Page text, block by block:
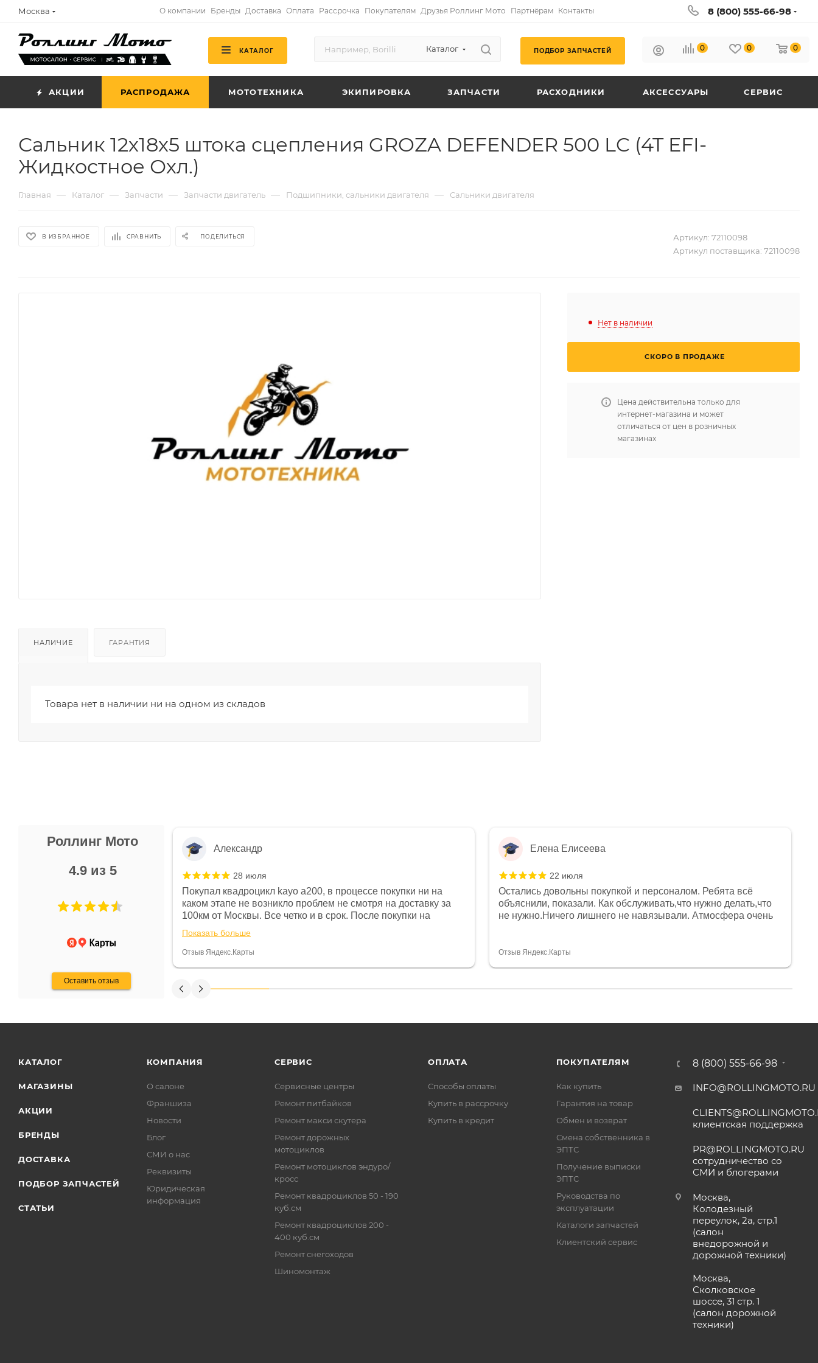
Москва О компании Бренды Доставка Оплата Рассрочка Покупателям Друзья Роллинг Мото Партнёрам Контакты 8 (800) 555-66-98
КАТАЛОГ Каталог ПОДБОР ЗАПЧАСТЕЙ 0 0 0
АКЦИИ РАСПРОДАЖА МОТОТЕХНИКА ЭКИПИРОВКА ЗАПЧАСТИ РАСХОДНИКИ АКСЕССУАРЫ СЕРВИС
Сальник 12х18х5 штока сцепления GROZA DEFENDER 500 LC (4T EFI-
Жидкостное Охл.)
Главная — Каталог — Запчасти — Запчасти двигатель — Подшипники, сальники двигателя — Сальники двигателя
В ИЗБРАННОЕ СРАВНИТЬ ПОДЕЛИТЬСЯ Артикул: 72110098
Артикул поставщика: 72110098
НАЛИЧИЕ ГАРАНТИЯ
Товара нет в наличии ни на одном из складов
Нет в наличии
СКОРО В ПРОДАЖЕ
Цена действительна только для
интернет-магазина и может
отличаться от цен в розничных
магазинах
Роллинг Мото
4.9 из 5
Оставить отзыв
Не понравились условия
и дают только на год)
Александр
28 июля
Покупал квадроцикл kayo a200, в процессе покупки ни на
каком этапе не возникло проблем не смотря на доставку за
100км от Москвы. Все четко и в срок. После покупки на
спидометре всегда был 0, при этом представители магазина
постоянно были на связи и в итоге проблема была решена.
Считаю, что это говорит о небезразличии к клиенту после
Показать больше
Отзыв Яндекс.Карты
Елена Елисеева
22 июля
Остались довольны покупкой и персоналом. Ребята всё
объяснили, показали. Как обслуживать,что нужно делать,что
не нужно.Ничего лишнего не навязывали. Атмосфера очень
огромное спасибо Дмитрию, за клиентоориентированность и
Отзыв Яндекс.Карты
КАТАЛОГ
МАГАЗИНЫ
АКЦИИ
БРЕНДЫ
ДОСТАВКА
ПОДБОР ЗАПЧАСТЕЙ
СТАТЬИ
КОМПАНИЯ
О салоне
Франшиза
Новости
Блог
СМИ о нас
Реквизиты
Юридическая
информация
СЕРВИС
Сервисные центры
Ремонт питбайков
Ремонт макси скутера
Ремонт дорожных
мотоциклов
Ремонт мотоциклов эндуро/
кросс
Ремонт квадроциклов 50 - 190
куб.см
Ремонт квадроциклов 200 -
400 куб.см
Ремонт снегоходов
Шиномонтаж
ОПЛАТА
Способы оплаты
Купить в рассрочку
Купить в кредит
ПОКУПАТЕЛЯМ
Как купить
Гарантия на товар
Обмен и возврат
Смена собственника в
ЭПТС
Получение выписки
ЭПТС
Руководства по
эксплуатации
Каталоги запчастей
Клиентский сервис
8 (800) 555-66-98
INFO@ROLLINGMOTO.RU
клиентская поддержка
PR@ROLLINGMOTO.RU
сотрудничество со
СМИ и блогерами
Москва,
Колодезный
переулок, 2а, стр.1
(салон
внедорожной и
дорожной техники)
Москва,
Сколковское
шоссе, 31 стр. 1
(салон дорожной
техники)